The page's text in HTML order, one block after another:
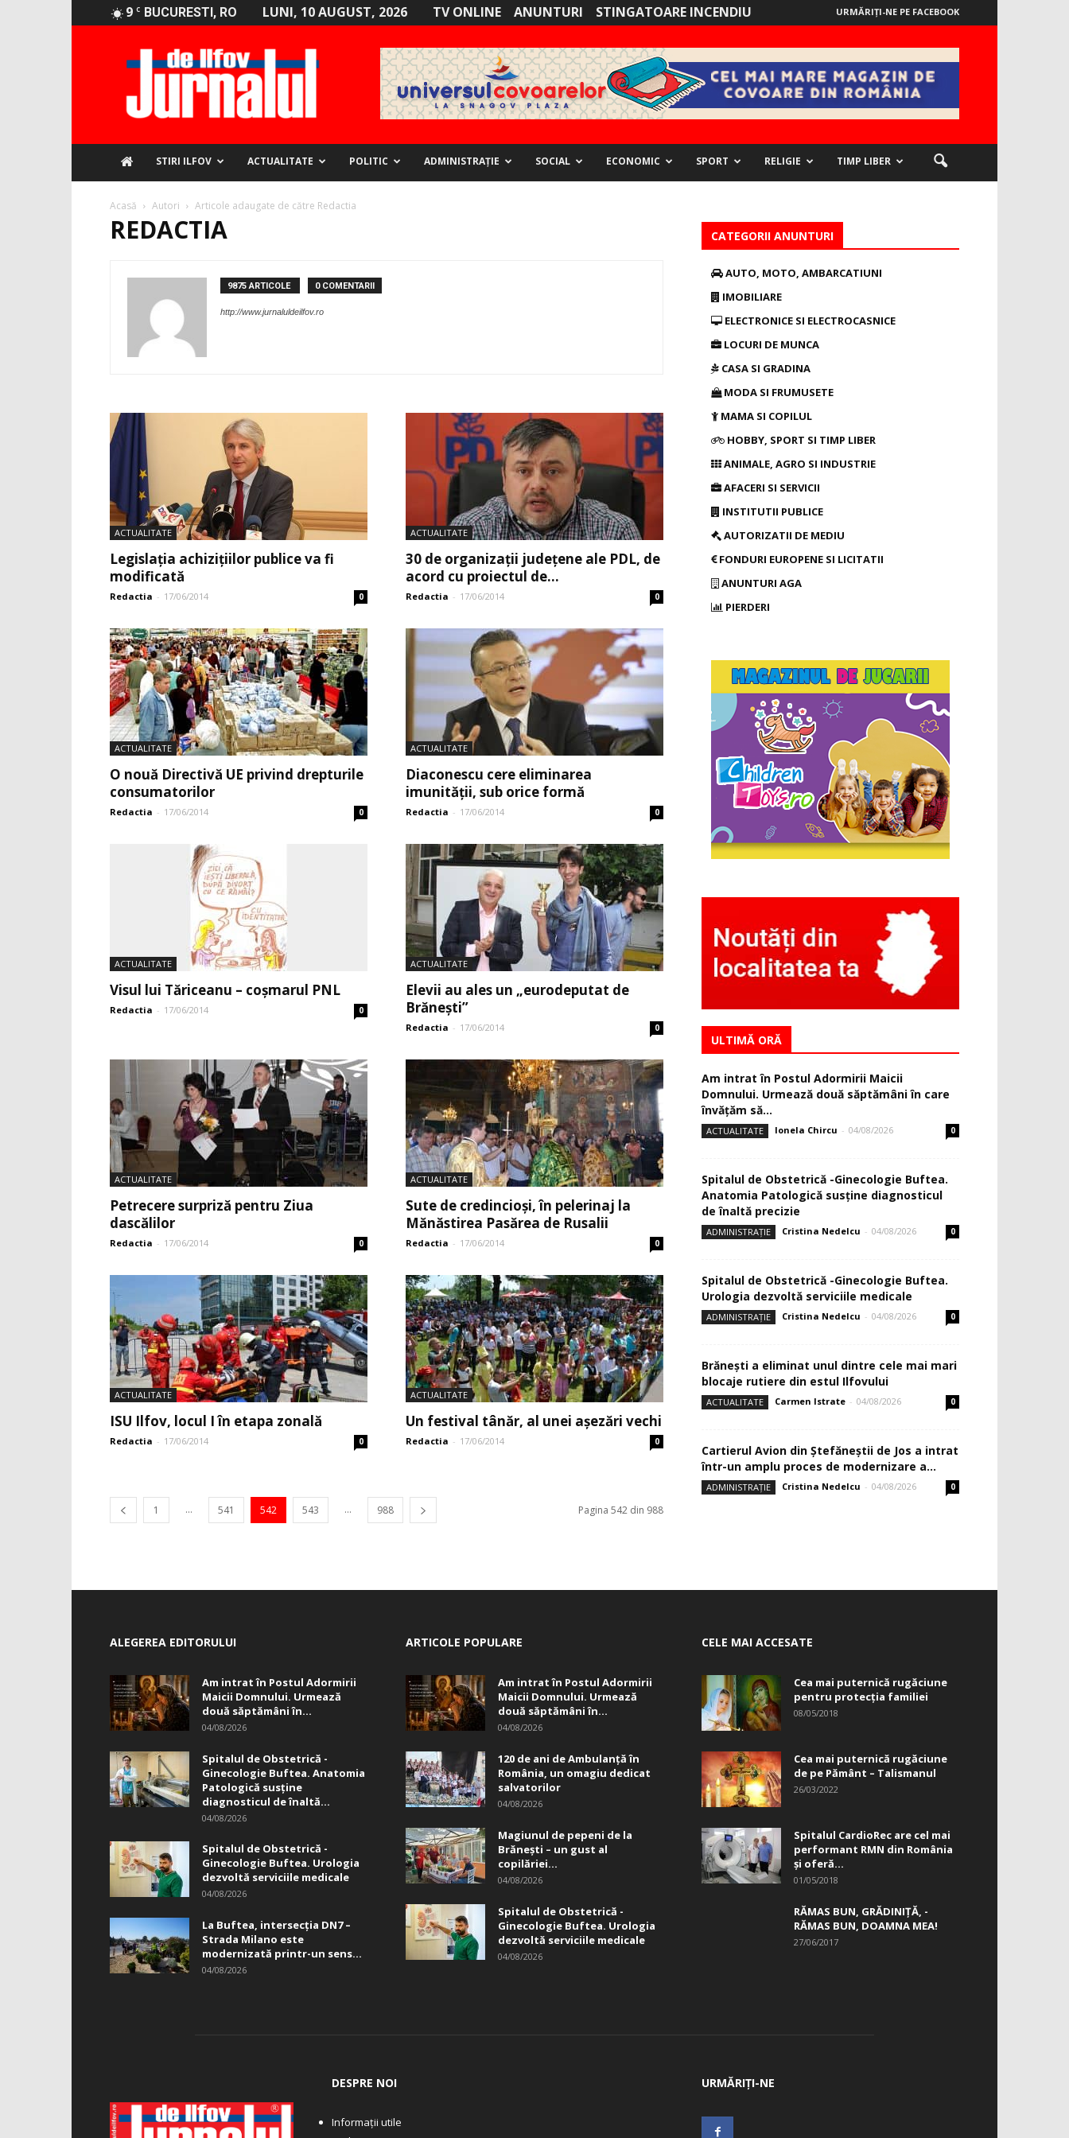
9 C BUCURESTI, RO LUNI, 10 AUGUST, 2026 TV ONLINE ANUNTURI STINGATOARE INCENDIU URMĂRIȚI-NE PE FACEBOOK
STIRI ILFOV ACTUALITATE POLITIC ADMINISTRAȚIE SOCIAL ECONOMIC SPORT RELIGIE TIMP LIBER
Acasă Autori Articole adaugate de către Redactia
REDACTIA
9875 ARTICOLE 0 COMENTARII
http://www.jurnaluldeilfov.ro
ACTUALITATE
Legislația achizițiilor publice va fi
modificată
Redactia - 17/06/2014 0
ACTUALITATE
30 de organizații județene ale PDL, de
acord cu proiectul de...
Redactia - 17/06/2014 0
ACTUALITATE
O nouă Directivă UE privind drepturile
consumatorilor
Redactia - 17/06/2014 0
ACTUALITATE
Diaconescu cere eliminarea
imunității, sub orice formă
Redactia - 17/06/2014 0
ACTUALITATE
Visul lui Tăriceanu – coșmarul PNL
Redactia - 17/06/2014 0
ACTUALITATE
Elevii au ales un „eurodeputat de
Brăneşti”
Redactia - 17/06/2014 0
ACTUALITATE
Petrecere surpriză pentru Ziua
dascălilor
Redactia - 17/06/2014 0
ACTUALITATE
Sute de credincioși, în pelerinaj la
Mănăstirea Pasărea de Rusalii
Redactia - 17/06/2014 0
ACTUALITATE
ISU Ilfov, locul I în etapa zonală
Redactia - 17/06/2014 0
ACTUALITATE
Un festival tânăr, al unei așezări vechi
Redactia - 17/06/2014 0
1 ... 541 542 543 ... 988 Pagina 542 din 988
CATEGORII ANUNTURI
AUTO, MOTO, AMBARCATIUNI
IMOBILIARE
ELECTRONICE SI ELECTROCASNICE
LOCURI DE MUNCA
CASA SI GRADINA
MODA SI FRUMUSETE
MAMA SI COPILUL
HOBBY, SPORT SI TIMP LIBER
ANIMALE, AGRO SI INDUSTRIE
AFACERI SI SERVICII
INSTITUTII PUBLICE
AUTORIZATII DE MEDIU
FONDURI EUROPENE SI LICITATII
ANUNTURI AGA
PIERDERI
ULTIMĂ ORĂ
Am intrat în Postul Adormirii Maicii
Domnului. Urmează două săptămâni în care
învăţăm să...
ACTUALITATE Ionela Chircu - 04/08/2026 0
Spitalul de Obstetrică -Ginecologie Buftea.
Anatomia Patologică susţine diagnosticul
de înaltă precizie
ADMINISTRAȚIE Cristina Nedelcu - 04/08/2026 0
Spitalul de Obstetrică -Ginecologie Buftea.
Urologia dezvoltă serviciile medicale
ADMINISTRAȚIE Cristina Nedelcu - 04/08/2026 0
Brănești a eliminat unul dintre cele mai mari
blocaje rutiere din estul Ilfovului
ACTUALITATE Carmen Istrate - 04/08/2026 0
Cartierul Avion din Ştefăneştii de Jos a intrat
într-un amplu proces de modernizare a...
ADMINISTRAȚIE Cristina Nedelcu - 04/08/2026 0
ALEGEREA EDITORULUI
Am intrat în Postul Adormirii
Maicii Domnului. Urmează
două săptămâni în...
04/08/2026
Spitalul de Obstetrică -
Ginecologie Buftea. Anatomia
Patologică susţine
diagnosticul de înaltă...
04/08/2026
Spitalul de Obstetrică -
Ginecologie Buftea. Urologia
dezvoltă serviciile medicale
04/08/2026
La Buftea, intersecţia DN7 –
Strada Milano este
modernizată printr-un sens...
04/08/2026
ARTICOLE POPULARE
Am intrat în Postul Adormirii
Maicii Domnului. Urmează
două săptămâni în...
04/08/2026
120 de ani de Ambulanță în
România, un omagiu dedicat
salvatorilor
04/08/2026
Magiunul de pepeni de la
Brăneşti – un gust al
copilăriei...
04/08/2026
Spitalul de Obstetrică -
Ginecologie Buftea. Urologia
dezvoltă serviciile medicale
04/08/2026
CELE MAI ACCESATE
Cea mai puternică rugăciune
pentru protecția familiei
08/05/2018
Cea mai puternică rugăciune
de pe Pământ – Talismanul
26/03/2022
Spitalul CardioRec are cel mai
performant RMN din România
și oferă...
01/05/2018
RĂMAS BUN, GRĂDINIŢĂ, ­
RĂMAS BUN, DOAMNA MEA!
27/06/2017
DESPRE NOI
Informații utile
URMĂRIȚI-NE